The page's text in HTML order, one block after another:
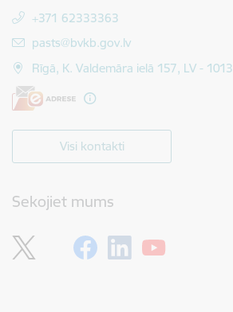
+371 62333363
E-pasts:
pasts@bvkb.gov.lv
Rīgā, K. Valdemāra ielā 157, LV - 1013
Visi kontakti
Sekojiet mums